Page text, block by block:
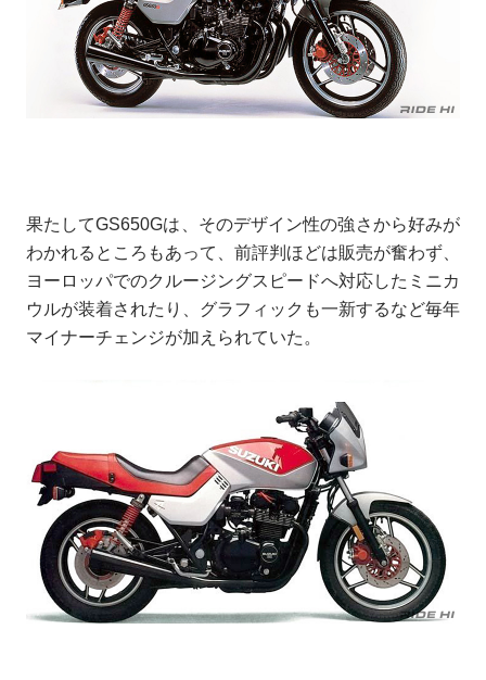
果たしてGS650Gは、そのデザイン性の強さから好みが
わかれるところもあって、前評判ほどは販売が奮わず、
ヨーロッパでのクルージングスピードへ対応したミニカ
ウルが装着されたり、グラフィックも一新するなど毎年
マイナーチェンジが加えられていた。